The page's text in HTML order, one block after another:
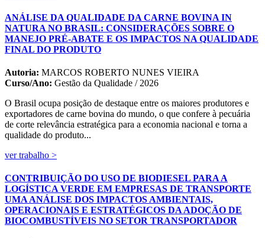
ANÁLISE DA QUALIDADE DA CARNE BOVINA IN
NATURA NO BRASIL: CONSIDERAÇÕES SOBRE O
MANEJO PRÉ-ABATE E OS IMPACTOS NA QUALIDADE
FINAL DO PRODUTO
Autoria: MARCOS ROBERTO NUNES VIEIRA
Curso/Ano: Gestão da Qualidade / 2026
O Brasil ocupa posição de destaque entre os maiores produtores e
exportadores de carne bovina do mundo, o que confere à pecuária
de corte relevância estratégica para a economia nacional e torna a
qualidade do produto...
ver trabalho >
CONTRIBUIÇÃO DO USO DE BIODIESEL PARA A
LOGÍSTICA VERDE EM EMPRESAS DE TRANSPORTE
UMA ANÁLISE DOS IMPACTOS AMBIENTAIS,
OPERACIONAIS E ESTRATÉGICOS DA ADOÇÃO DE
BIOCOMBUSTÍVEIS NO SETOR TRANSPORTADOR